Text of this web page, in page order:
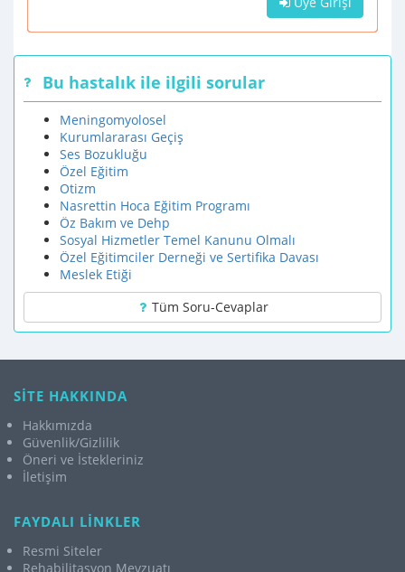
Bu hastalık ile ilgili sorular
Meningomyolosel
Kurumlararası Geçiş
Ses Bozukluğu
Özel Eğitim
Otizm
Nasrettin Hoca Eğitim Programı
Öz Bakım ve Dehp
Sosyal Hizmetler Temel Kanunu Olmalı
Özel Eğitimciler Derneği ve Sertifika Davası
Meslek Etiği
Tüm Soru-Cevaplar
SİTE HAKKINDA
Hakkımızda
Güvenlik/Gizlilik
Öneri ve İstekleriniz
İletişim
FAYDALI LİNKLER
Resmi Siteler
Rehabilitasyon Mevzuatı